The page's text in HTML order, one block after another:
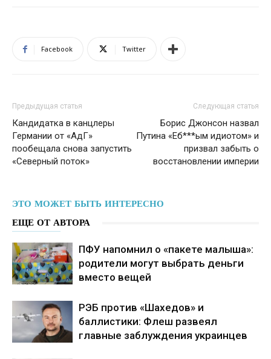
Facebook Twitter
Предыдущая статья
Кандидатка в канцлеры
Германии от «АдГ»
пообещала снова запустить
«Северный поток»
Следующая статья
Борис Джонсон назвал
Путина «Еб***ым идиотом» и
призвал забыть о
восстановлении империи
ЭТО МОЖЕТ БЫТЬ ИНТЕРЕСНО
ЕЩЕ ОТ АВТОРА
ПФУ напомнил о «пакете малыша»:
родители могут выбрать деньги
вместо вещей
РЭБ против «Шахедов» и
баллистики: Флеш развеял
главные заблуждения украинцев